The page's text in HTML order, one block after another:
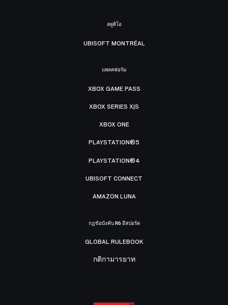
สตูดิโอ
UBISOFT MONTRÉAL
แพลตฟอร์ม
XBOX GAME PASS
XBOX SERIES X|S
XBOX ONE
PLAYSTATION®5
PLAYSTATION®4
UBISOFT CONNECT
AMAZON LUNA
กฎข้อบังคับ R6 อีสปอร์ต
GLOBAL RULEBOOK
กติกามารยาท